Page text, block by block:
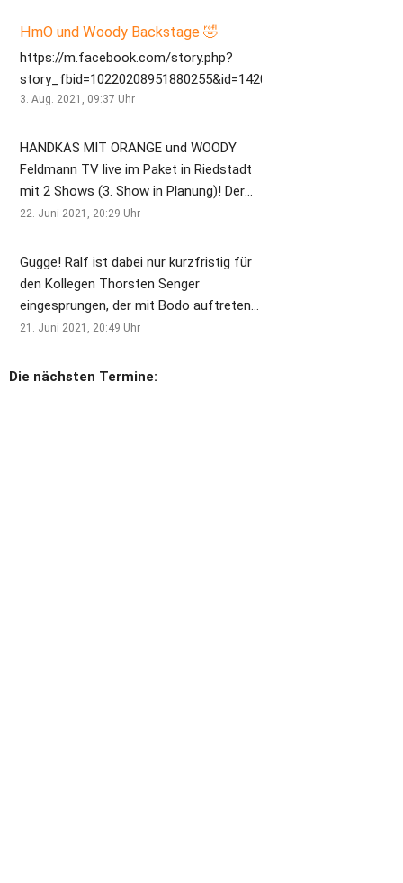
HmO und Woody Backstage 🤣
https://m.facebook.com/story.php?
story_fbid=10220208951880255&id=1420884725
3. Aug. 2021, 09:37 Uhr
HANDKÄS MIT ORANGE und WOODY
Feldmann TV live im Paket in Riedstadt
mit 2 Shows (3. Show in Planung)! Der
limitierte Ticketvorverkauf läuft! Hier die
https://ztix.de/hp/events/4437/info?
ref=ztix
https://ztix.de/hp/events/4440/info?
ref=ztix
22. Juni 2021, 20:29 Uhr
Gugge! Ralf ist dabei nur kurzfristig für
den Kollegen Thorsten Senger
eingesprungen, der mit Bodo auftreten
sollte, aber erkrankt ist. Spaß gemacht
Hawaiianische Teil!
21. Juni 2021, 20:49 Uhr
Die nächsten Termine: